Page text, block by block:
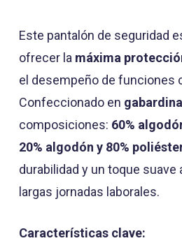
Este pantalón de seguridad
ofrecer la máxima
el desempeño de funciones
Confeccionado en gabardina
composiciones: 60%
20% algodón y 80%
durabilidad y un toque suave
largas jornadas laborales.
Características clave: